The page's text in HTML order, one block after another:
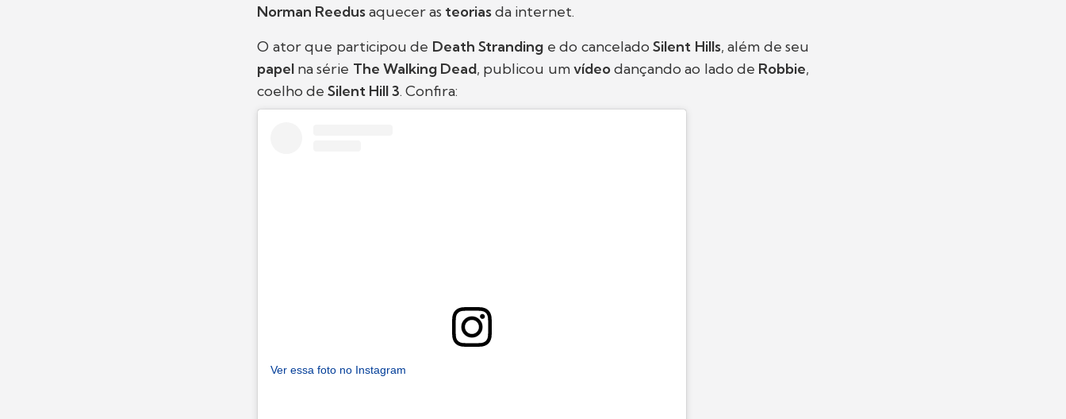
Norman Reedusaquecer as teoriasda internet.
O ator que participou de Death Stranding e do cancelado Silent Hills, além de seu
papel na série The Walking Dead, publicou umvídeodançando ao lado de Robbie,
coelho de Silent Hill 3. Confira:
Ver essa foto no Instagram